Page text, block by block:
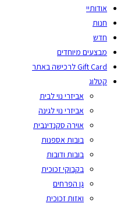
אודותיי
חנות
חדש
מבצעים מיוחדים
Gift Card לרכישה באתר
קטלוג
אביזרי נוי לבית
אביזרי נוי לגינה
אוירה סקנדינבית
בובות אספנות
בובות ודובות
בקבוקי זכוכית
גן הפרחים
ואזות זכוכית